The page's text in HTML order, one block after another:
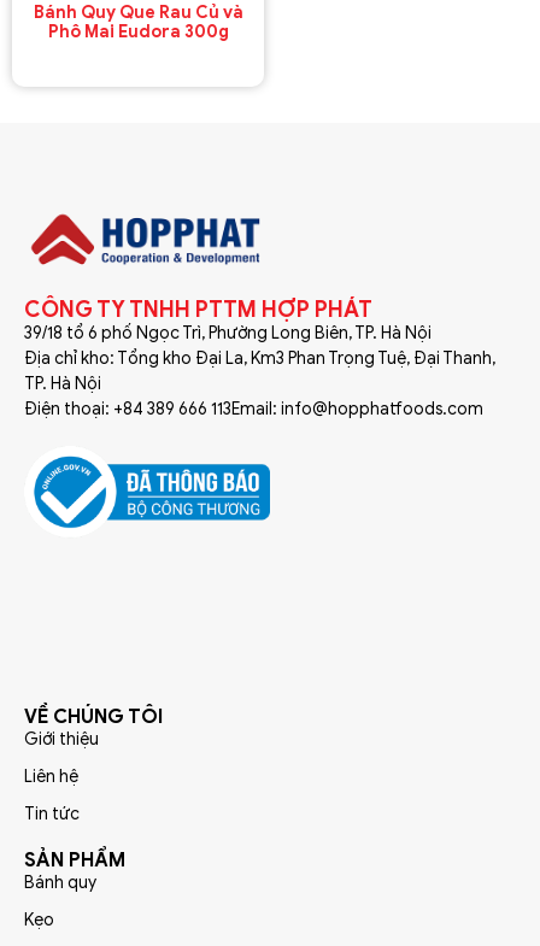
Bánh Quy Que Rau Củ và
Phô Mai Eudora 300g
CÔNG TY TNHH PTTM HỢP PHÁT
39/18 tổ 6 phố Ngọc Trì, Phường Long Biên, TP. Hà Nội
Địa chỉ kho: Tổng kho Đại La, Km3 Phan Trọng Tuệ, Đại Thanh,
TP. Hà Nội
Điện thoại: +84 389 666 113Email: info@hopphatfoods.com
VỀ CHÚNG TÔI
Giới thiệu
Liên hệ
Tin tức
SẢN PHẨM
Bánh quy
Kẹo